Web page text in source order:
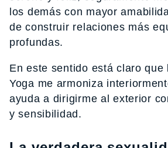
los demás con mayor
de construir relaciones más
profundas.
En este sentido está claro que
Yoga me armoniza
ayuda a dirigirme al exterior
y sensibilidad.